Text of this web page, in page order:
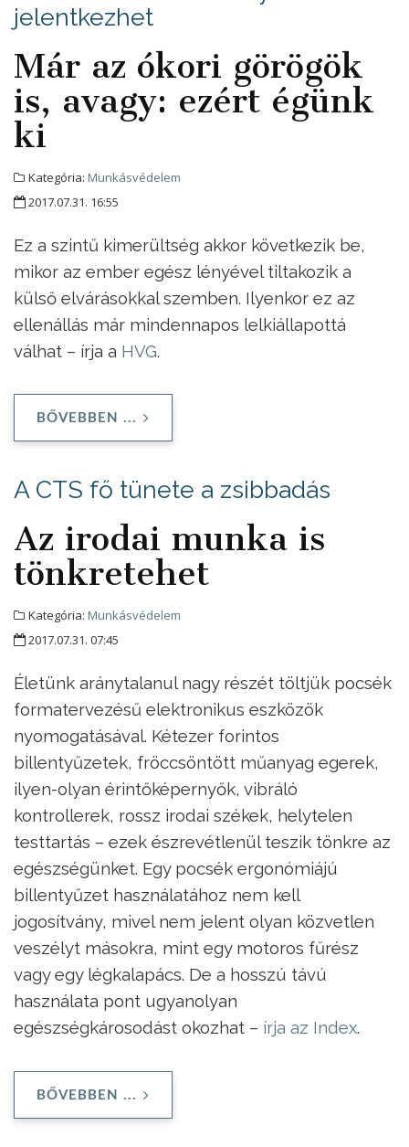
jelentkezhet
Már az ókori görögök
is, avagy: ezért égünk
ki
Kategória: Munkásvédelem
2017.07.31. 16:55
Ez a szintű kimerültség akkor következik be,
mikor az ember egész lényével tiltakozik a
külső elvárásokkal szemben. Ilyenkor ez az
ellenállás már mindennapos lelkiállapottá
válhat – írja a HVG.
BŐVEBBEN ...
A CTS fő tünete a zsibbadás
Az irodai munka is
tönkretehet
Kategória: Munkásvédelem
2017.07.31. 07:45
Életünk aránytalanul nagy részét töltjük pocsék
formatervezésű elektronikus eszközök
nyomogatásával. Kétezer forintos
billentyűzetek, fröccsöntött műanyag egerek,
ilyen-olyan érintőképernyők, vibráló
kontrollerek, rossz irodai székek, helytelen
testtartás – ezek észrevétlenül teszik tönkre az
egészségünket. Egy pocsék ergonómiájú
billentyűzet használatához nem kell
jogosítvány, mivel nem jelent olyan közvetlen
veszélyt másokra, mint egy motoros fűrész
vagy egy légkalapács. De a hosszú távú
használata pont ugyanolyan
egészségkárosodást okozhat – írja az Index.
BŐVEBBEN ...